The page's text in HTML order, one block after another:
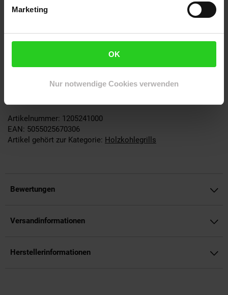
Marketing
OK
Nur notwendige Cookies verwenden
Farbe: gelb-braun
Grillrost: ca. Ø 35 cm
Artikelnummer: 1205241000
EAN: 5055025670306
Artikel gehört zur Kategorie: Holzkohlegrills
Bewertungen
Versandinformationen
Herstellerinformationen